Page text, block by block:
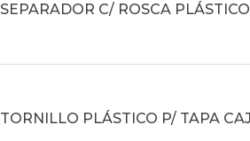
SEPARADOR C/ ROSCA
TORNILLO PLÁSTICO P/ TAPA